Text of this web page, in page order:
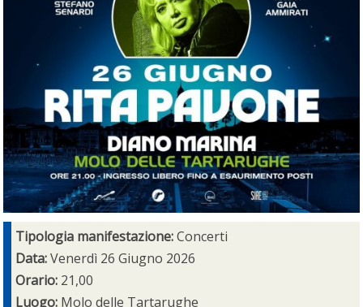
Tipologia manifestazione:Concerti
Data:Venerdì 26 Giugno 2026
Orario: 21,00
Luogo: Molo delle Tartarughe